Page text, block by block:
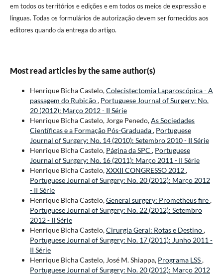
em todos os territórios e edições e em todos os meios de expressão e
línguas. Todas os formulários de autorização devem ser fornecidos aos
editores quando da entrega do artigo.
Most read articles by the same author(s)
Henrique Bicha Castelo,Colecistectomia Laparoscópica - A
passagem do Rubicão, Portuguese Journal of Surgery: No.
20 (2012): Março 2012 - II Série
Henrique Bicha Castelo, Jorge Penedo,As Sociedades
Científicas e a Formação Pós-Graduada, Portuguese
Journal of Surgery: No. 14 (2010): Setembro 2010 - II Série
Henrique Bicha Castelo, Página da SPC , Portuguese
Journal of Surgery: No. 16 (2011): Março 2011 - II Série
Henrique Bicha Castelo,XXXII CONGRESSO 2012,
Portuguese Journal of Surgery: No. 20 (2012): Março 2012
- II Série
Henrique Bicha Castelo,General surgery: Prometheus fire,
Portuguese Journal of Surgery: No. 22 (2012): Setembro
2012 - II Série
Henrique Bicha Castelo,Cirurgia Geral: Rotas e Destino,
Portuguese Journal of Surgery: No. 17 (2011): Junho 2011 -
II Série
Henrique Bicha Castelo, José M. Shiappa, Programa LSS,
Portuguese Journal of Surgery: No. 20 (2012): Março 2012